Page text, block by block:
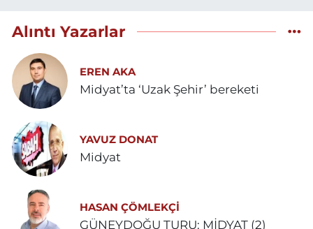
Alıntı Yazarlar
EREN AKA
Midyat’ta ‘Uzak Şehir’ bereketi
YAVUZ DONAT
Midyat
HASAN ÇÖMLEKÇİ
GÜNEYDOĞU TURU: MİDYAT (2)